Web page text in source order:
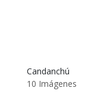
Candanchú
10 Imágenes